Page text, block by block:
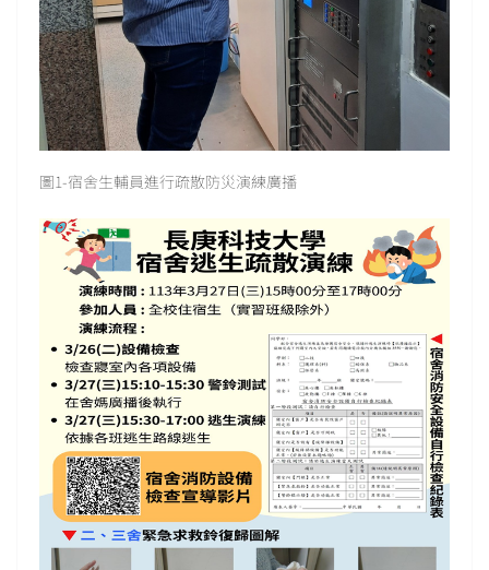
圖1-宿舍生輔員進行疏散防災演練廣播